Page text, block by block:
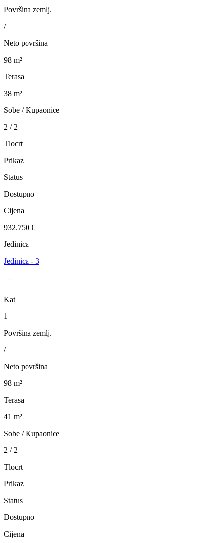
Površina zemlj.
/
Neto površina
98 m²
Terasa
38 m²
Sobe / Kupaonice
2 / 2
Tlocrt
Prikaz
Status
Dostupno
Cijena
932.750 €
Jedinica
Jedinica - 3
Kat
1
Površina zemlj.
/
Neto površina
98 m²
Terasa
41 m²
Sobe / Kupaonice
2 / 2
Tlocrt
Prikaz
Status
Dostupno
Cijena